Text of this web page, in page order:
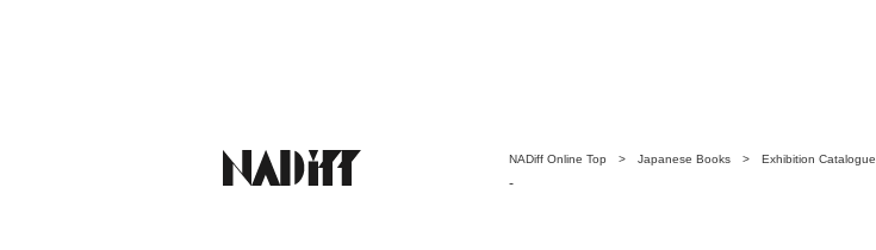
NADiff Online Top > Japanese Books > Exhibition Catalogue
-